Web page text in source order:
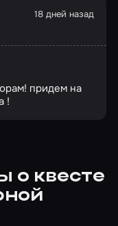
18 дней назад
придем на
!
о квесте